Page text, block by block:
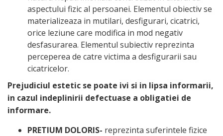
aspectului fizic al persoanei. Elementul obiectiv se
materializeaza in mutilari, desfigurari, cicatrici,
orice leziune care modifica in mod negativ
desfasurarea. Elementul subiectiv reprezinta
perceperea de catre victima a desfigurarii sau
cicatricelor.
Prejudiciul estetic se poate ivi si in lipsa informarii,
in cazul indeplinirii defectuase a obligatiei de
informare.
PRETIUM DOLORIS- reprezinta suferintele fizice